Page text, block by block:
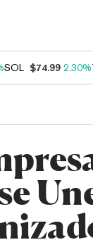
SOL $74.99 2.30%